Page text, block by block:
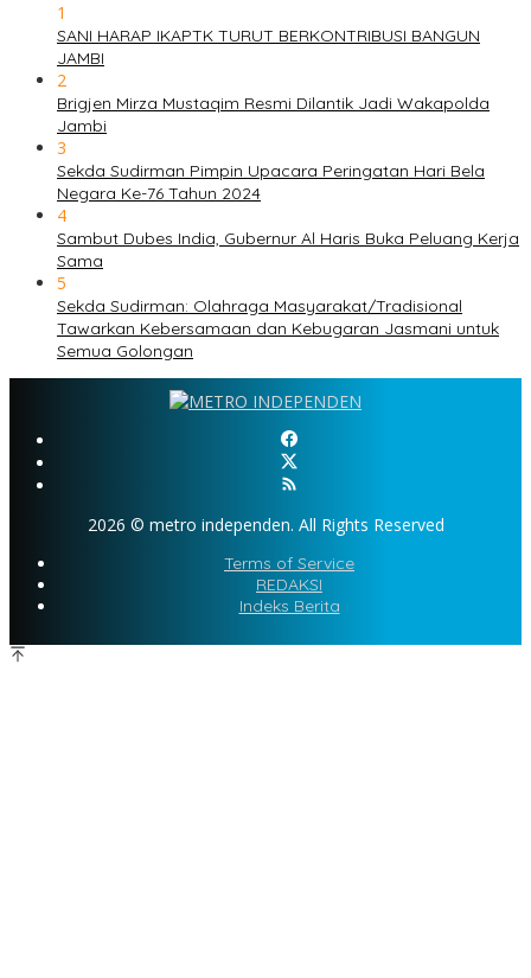
1
SANI HARAP IKAPTK TURUT BERKONTRIBUSI BANGUN
JAMBI
2
Brigjen Mirza Mustaqim Resmi Dilantik Jadi Wakapolda
Jambi
3
Sekda Sudirman Pimpin Upacara Peringatan Hari Bela
Negara Ke-76 Tahun 2024
4
Sambut Dubes India, Gubernur Al Haris Buka Peluang Kerja
Sama
5
Sekda Sudirman: Olahraga Masyarakat/Tradisional
Tawarkan Kebersamaan dan Kebugaran Jasmani untuk
Semua Golongan
2026 © metro independen. All Rights Reserved
Terms of Service
REDAKSI
Indeks Berita